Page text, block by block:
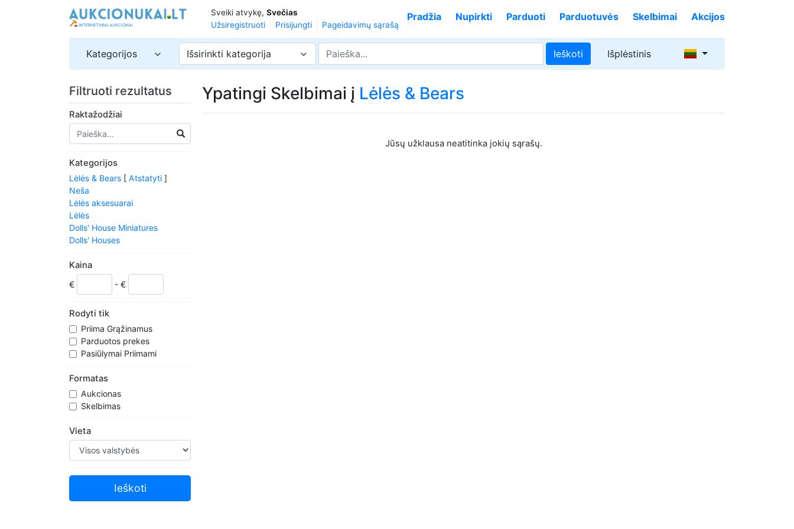
Sveiki atvykę, Svečias
Užsiregistruoti
Prisijungti Pageidavimų sąrašą
Pradžia Nupirkti Parduoti Parduotuvės Skelbimai Akcijos
Kategorijos Išsirinkti kategorija Ieškoti Išplėstinis
Filtruoti rezultatus
Raktažodžiai
Kategorijos
Lėlės & Bears [ Atstatyti ]
Neša
Lėlės aksesuarai
Lėlės
Dolls' House Miniatures
Dolls' Houses
Kaina
€ - €
Rodyti tik
Priima Grąžinamus
Parduotos prekes
Pasiūlymai Priimami
Formatas
Aukcionas
Skelbimas
Vieta
Ypatingi Skelbimai į Lėlės & Bears
Jūsų užklausa neatitinka jokių sąrašų.